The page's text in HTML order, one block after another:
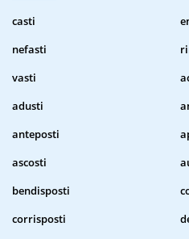
casti
nefasti
vasti
adusti
anteposti
ascosti
bendisposti
corrisposti